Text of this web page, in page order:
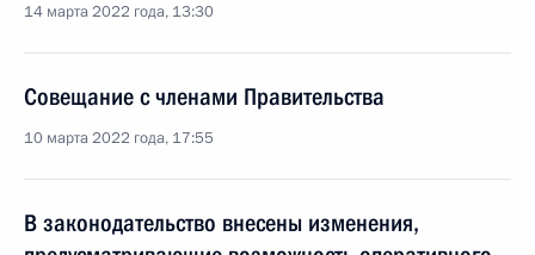
14 марта 2022 года, 13:30
Совещание с членами Правительства
10 марта 2022 года, 17:55
В законодательство внесены изменения,